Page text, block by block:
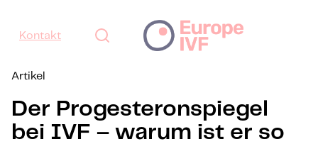
Kontakt
Artikel
Der Progesteronspiegel
bei IVF – warum ist er so